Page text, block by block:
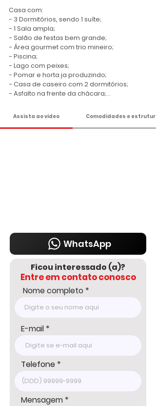
Casa com:
- 3 Dormitórios, sendo 1 suíte;
- 1 Sala ampla;
- Salão de festas bem grande;
- Área gourmet com trio mineiro;
- Piscina;
- Lago com peixes;
- Pomar e horta ja produzindo;
- Casa de caseiro com 2 dormitórios;
- Asfalto na frente da chácara;
- Ideal para moradia ou lazer!
Valor: R$ 1.060.000,00
alterações sem aviso prévio e estão
sujeitos à disponibilidade, por se tratar de
um imóvel de terceiro. Consulte-nos para
informações atualizadas com um dos
nossos corretores.
Assista ao vídeo Comodidades e estrutura
WhatsApp
Ficou interessado (a)?
Entre em contato conosco
Nome completo
E-mail
Telefone
Mensagem